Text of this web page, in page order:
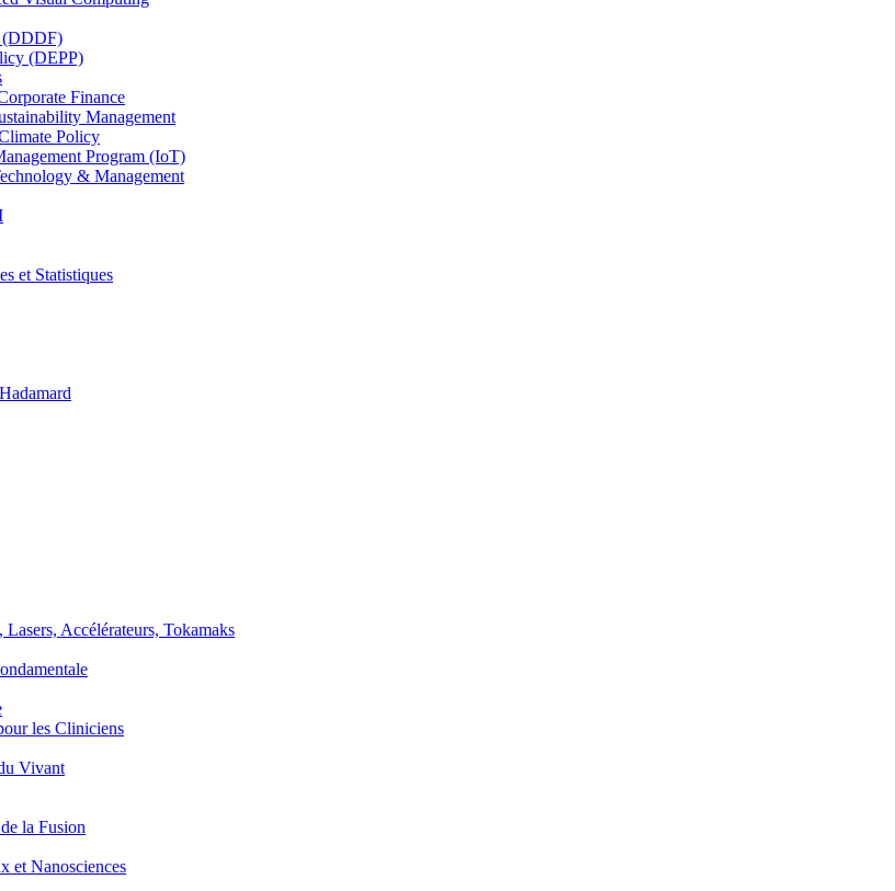
(DDDF)
(DEPP)
Finance
Management
Policy
Program (IoT)
& Management
et Statistiques
Accélérateurs, Tokamaks
les Cliniciens
Vivant
la Fusion
et Nanosciences